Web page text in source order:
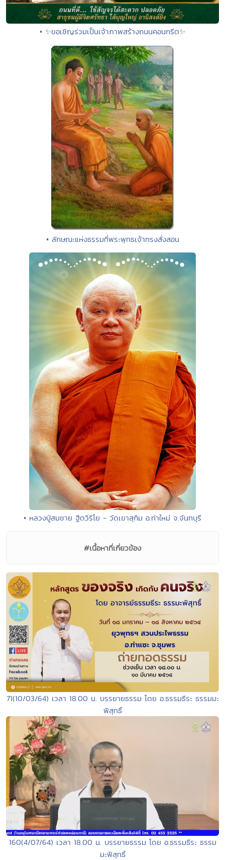
• ✨ขอเชิญร่วมเป็นเจ้าภาพสร้างถนนคอนกรีต✨
• ลักษณะแห่งธรรมที่พระพุทธเจ้าทรงสั่งสอน
• หลวงปู่สมชาย ฐิตวิริโย - วัดเขาสุกิม อ.ท่าใหม่ จ.จันทบุรี
#เนื้อหาที่เกี่ยวข้อง
71(10/03/64) เวลา 18.00 น. บรรยายธรรม โดย อ.ธรรมธีระ ธรรมมะ
พิสุทธิ์
160(4/07/64) เวลา 18.00 น. บรรยายธรรม โดย อ.ธรรมธีระ ธรรม
มะพิสุทธิ์